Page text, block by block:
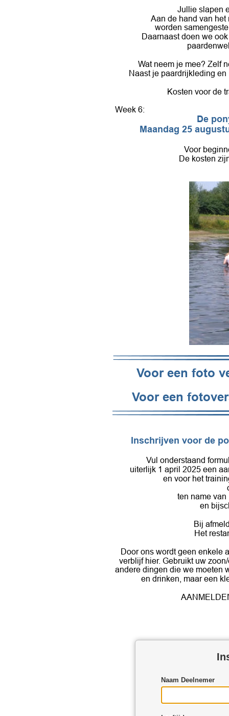
Week 6:
De
Maandag 25
Voor
De kosten
Inschrijven voor de
Vul onderstaand
uiterlijk 1 april 2025 een
en voor het
ten name
en
Bij
Het
Door ons wordt geen enkele
verblijf hier. Gebruikt uw
andere dingen die we moeten
en drinken, maar een
Voor een foto
Voor een
Jullie slapen
Aan de hand van
worden
Daarnaast doen we
Wat neem je mee? Zelf
Naast je paardrijkleding
Kosten voor de